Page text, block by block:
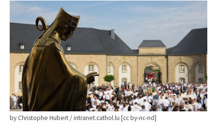
by Christophe Hubert / intranet.cathol.lu [cc by-nc-nd]